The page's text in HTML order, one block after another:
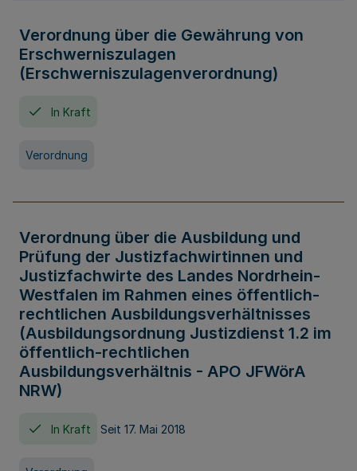
Verordnung über die Gewährung von
Erschwerniszulagen
(Erschwerniszulagenverordnung)
In Kraft
Verordnung
Verordnung über die Ausbildung und
Prüfung der Justizfachwirtinnen und
Justizfachwirte des Landes Nordrhein-
Westfalen im Rahmen eines öffentlich-
rechtlichen Ausbildungsverhältnisses
(Ausbildungsordnung Justizdienst 1.2 im
öffentlich-rechtlichen
Ausbildungsverhältnis - APO JFWörA
NRW)
In Kraft Seit 17. Mai 2018